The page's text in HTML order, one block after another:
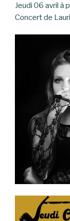
Jeudi 06 avril
Concert de